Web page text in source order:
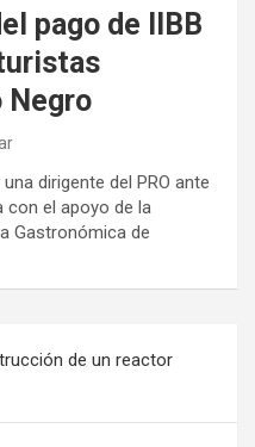
pago de IIBB
Negro
dirigente del PRO ante
con el apoyo de la
Gastronómica de
de un reactor